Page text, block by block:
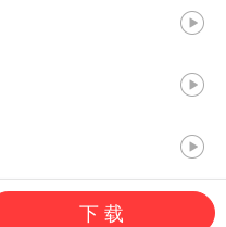
下 载